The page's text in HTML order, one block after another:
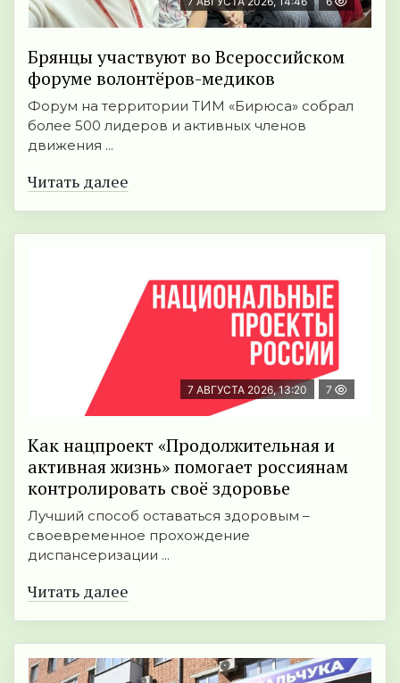
Брянцы участвуют во Всероссийском
форуме волонтёров-медиков
Форум на территории ТИМ «Бирюса» собрал
более 500 лидеров и активных членов
движения ...
Читать далее
7 АВГУСТА 2026, 13:20 7
Как нацпроект «Продолжительная и
активная жизнь» помогает россиянам
контролировать своё здоровье
Лучший способ оставаться здоровым –
своевременное прохождение
диспансеризации ...
Читать далее